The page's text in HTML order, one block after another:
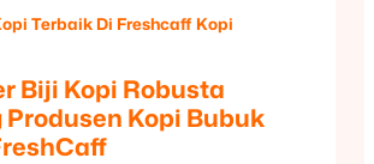
Terbaik Di Freshcaff Kopi
Biji Kopi Robusta
Kopi Bubuk